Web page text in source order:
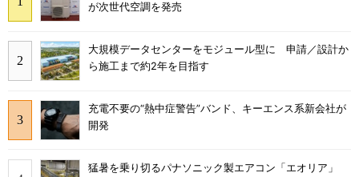
が次世代空調を発売
大規模データセンターをモジュール型に 申請／設計か
ら施工まで約2年を目指す
充電不要の“熱中症警告”バンド、キーエンス系新会社が
開発
猛暑を乗り切るパナソニック製エアコン「エオリア」